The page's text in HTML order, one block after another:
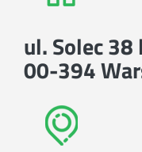
ul. Solec
00-394